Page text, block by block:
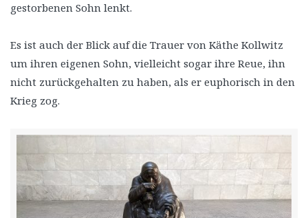
gestorbenen Sohn lenkt.
Es ist auch der Blick auf die Trauer von Käthe Kollwitz
um ihren eigenen Sohn, vielleicht sogar ihre Reue, ihn
nicht zurückgehalten zu haben, als er euphorisch in den
Krieg zog.